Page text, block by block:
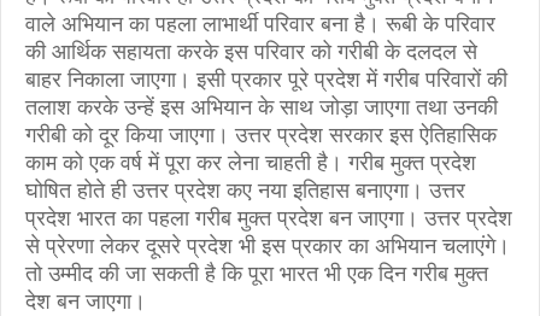
वाले अभियान का पहला लाभार्थी परिवार बना है। रूबी के परिवार
की आर्थिक सहायता करके इस परिवार को गरीबी के दलदल से
बाहर निकाला जाएगा। इसी प्रकार पूरे प्रदेश में गरीब परिवारों की
तलाश करके उन्हें इस अभियान के साथ जोड़ा जाएगा तथा उनकी
गरीबी को दूर किया जाएगा। उत्तर प्रदेश सरकार इस ऐतिहासिक
काम को एक वर्ष में पूरा कर लेना चाहती है। गरीब मुक्त प्रदेश
घोषित होते ही उत्तर प्रदेश कए नया इतिहास बनाएगा। उत्तर
प्रदेश भारत का पहला गरीब मुक्त प्रदेश बन जाएगा। उत्तर प्रदेश
से प्रेरणा लेकर दूसरे प्रदेश भी इस प्रकार का अभियान चलाएंगे।
तो उम्मीद की जा सकती है कि पूरा भारत भी एक दिन गरीब मुक्त
देश बन जाएगा।